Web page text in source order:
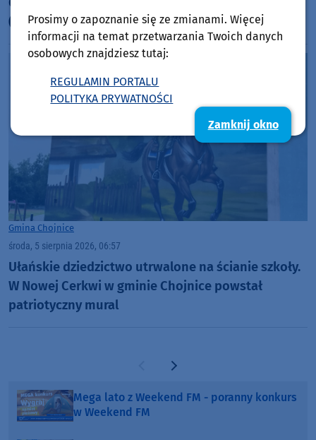
(AKTUALIZACJA)
Gmina Chojnice
środa, 5 sierpnia 2026, 06:57
Ułańskie dziedzictwo utrwalone na ścianie szkoły.
W Nowej Cerkwi w gminie Chojnice powstał
patriotyczny mural
Poprzednia strona
Następna strona
Mega lato z Weekend FM - poranny konkurs
w Weekend FM
Prosimy o zapoznanie się ze zmianami. Więcej
informacji na temat przetwarzania Twoich danych
osobowych znajdziesz tutaj:
REGULAMIN PORTALU
POLITYKA PRYWATNOŚCI
Zamknij okno